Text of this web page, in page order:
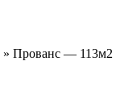
» Прованс — 113м2